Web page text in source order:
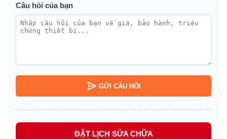
Câu hỏi của bạn
GỬI CÂU HỎI
ĐẶT LỊCH SỬA CHỮA